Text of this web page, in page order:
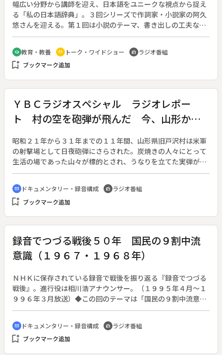
幅広い分野から講師を迎え、日本語をユニークな視点から捉え
る「私の日本語辞典」。３回シリーズで作詞家・小説家の阿久
悠さんを迎える。第１回は小説のテーマ、書き出しの工夫など
について。聞き手は秋山和平。
school 教育・教養 adaptive_audio_mic トーク・ワイドショー radio ラジオ番組
bookmark_add ブックマーク追加
ＹＢＣラジオスペシャル ラジオレポー
ト 村の空を砲弾が飛んだ 今、山形から
昭和２１年から３１年までの１１年間、山形県旧戸沢村は米軍
の射撃場として日夜砲弾にさらされた。炭焼きの人々にとって
生活の場であった山々が標的とされ、うなりを立てた実弾が集
落すれすれに飛び、死傷者を出すまでに至った。砲撃が終わっ
た後も住民への保証は無いに等しく、丸裸になった山々だけが
残った。当時、旧戸沢村に住んでいた人たちの証言を中心に、
沖縄と日米安保の問題も視野にいれながら、戦後５０年を検証
cinematic_blur ドキュメンタリー・録音構成 radio ラジオ番組
bookmark_add ブックマーク追加
録音でつづる戦後５０年 国民の９割中流
意識（１９６７・１９６８年）
ＮＨＫに保存されている録音で戦後を振り返る『録音でつづる
戦後』。進行役は相川浩アナウンサー。（１９９５年４月～１
９９６年３月放送）◆この回のテーマは「国民の９割中流意
識」。元ＮＨＫ記者の勝部領樹さんと１９６７年、１９６８年
を振り返る。◆昭和４２年２月の内閣官房室広報部のデータに
よると、国民の約９割の人は自分の生活は中流だという意識が
あった。たしかに当時の日本は経済成長の最中であり、昭和４
cinematic_blur ドキュメンタリー・録音構成 radio ラジオ番組
bookmark_add ブックマーク追加